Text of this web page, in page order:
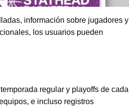
información sobre jugadores y
los usuarios pueden
regular y playoffs de cada
e incluso registros